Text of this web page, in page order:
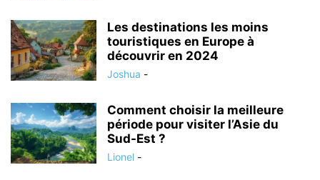
Les destinations les moins
touristiques en Europe à
découvrir en 2024
Joshua -
Comment choisir la meilleure
période pour visiter l’Asie du
Sud-Est ?
Lionel -